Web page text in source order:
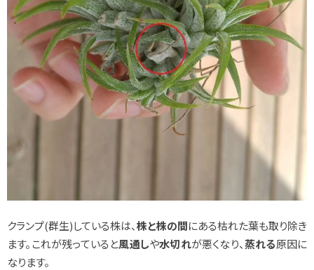
クランプ(群生)している株は、株と株の間にある枯れた葉も取り除き
ます。これが残っていると風通しや水切れが悪くなり、蒸れる原因に
なります。